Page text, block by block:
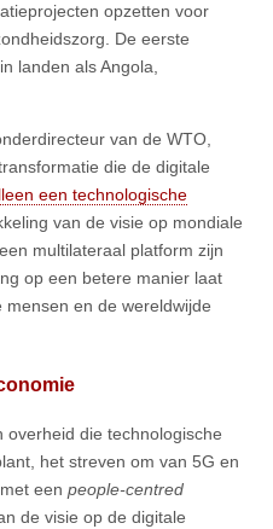
opzetten voor
De eerste
landen als Angola,
van de WTO,
die de digitale
een technologische
van de visie op mondiale
multilateraal platform zijn
op een betere manier laat
en de wereldwijde
overheid die technologische
het streven om van 5G en
een people-centred
de visie op de digitale